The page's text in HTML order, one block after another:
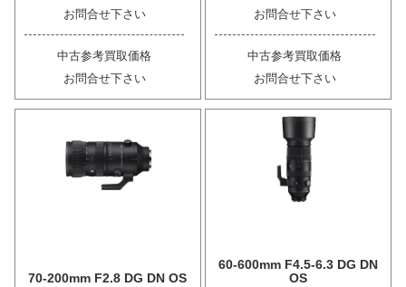
お問合せ下さい
中古参考買取価格
お問合せ下さい
お問合せ下さい
中古参考買取価格
お問合せ下さい
70-200mm F2.8 DG DN OS
60-600mm F4.5-6.3 DG DN
OS